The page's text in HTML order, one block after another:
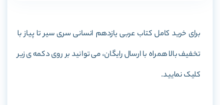
برای خرید کامل کتاب عربی یازدهم انسانی سری سیر تا پیاز با
تخفیف بالا همراه با ارسال رایگان، می توانید بر روی دکمه ی زیر
کلیک نمایید.